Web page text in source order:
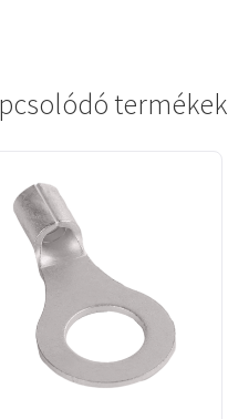
termékek